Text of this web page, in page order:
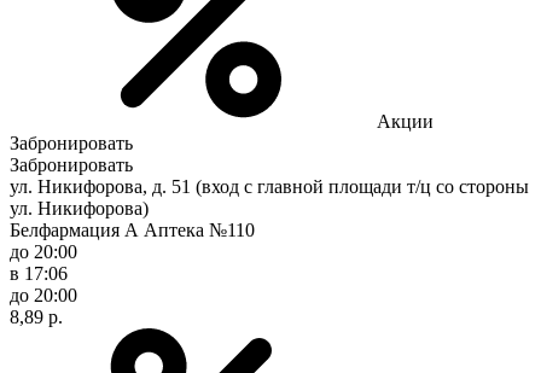
Акции
Забронировать
Забронировать
ул. Никифорова, д. 51 (вход с главной площади т/ц со стороны
ул. Никифорова)
Белфармация А Аптека №110
до 20:00
в 17:06
до 20:00
8,89 р.